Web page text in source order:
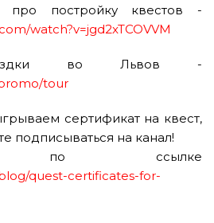
постройку квестов -
watch?v=jgd2xTCOVVM
во Львов -
tour
сертификат на квест,
подписываться на канал!
по ссылке
quest-certificates-for-